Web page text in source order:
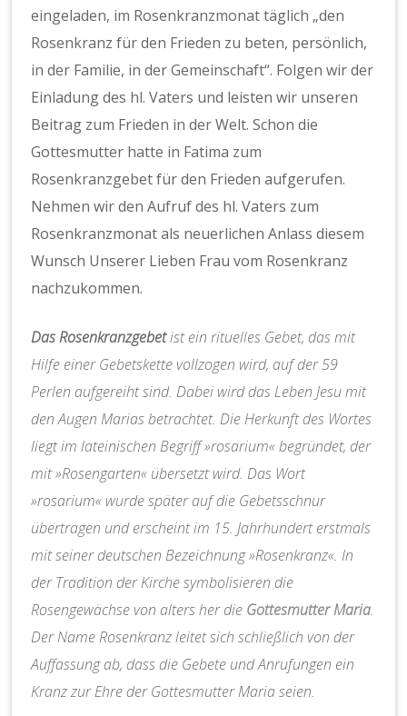
eingeladen, im Rosenkranzmonat täglich „den
Rosenkranz für den Frieden zu beten, persönlich,
in der Familie, in der Gemeinschaft“. Folgen wir der
Einladung des hl. Vaters und leisten wir unseren
Beitrag zum Frieden in der Welt. Schon die
Gottesmutter hatte in Fatima zum
Rosenkranzgebet für den Frieden aufgerufen.
Nehmen wir den Aufruf des hl. Vaters zum
Rosenkranzmonat als neuerlichen Anlass diesem
Wunsch Unserer Lieben Frau vom Rosenkranz
nachzukommen.
Das Rosenkranzgebetist ein rituelles Gebet, das mit
Hilfe einer Gebetskette vollzogen wird, auf der 59
Perlen aufgereiht sind. Dabei wird das Leben Jesu mit
den Augen Marias betrachtet. Die Herkunft des Wortes
liegt im lateinischen Begriff »rosarium« begründet, der
mit »Rosengarten« übersetzt wird. Das Wort
»rosarium« wurde später auf die Gebetsschnur
übertragen und erscheint im 15. Jahrhundert erstmals
mit seiner deutschen Bezeichnung »Rosenkranz«. In
der Tradition der Kirche symbolisieren die
Rosengewächse von alters her die Gottesmutter Maria.
Der Name Rosenkranz leitet sich schließlich von der
Auffassung ab, dass die Gebete und Anrufungen ein
Kranz zur Ehre der Gottesmutter Maria seien.